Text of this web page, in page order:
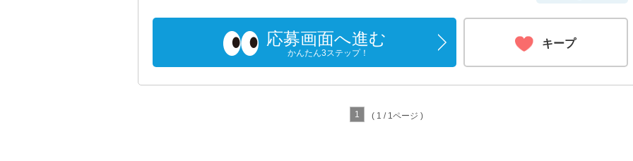
応募画面へ進む
かんたん3ステップ！
キープ
1 ( 1 / 1ページ )